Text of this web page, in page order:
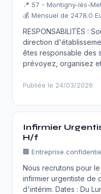
📍 57 - Montigny-lès-
💰 Mensuel de 2478.0
RESPONSABILITÉS :
direction
êtes responsable des
prévoyez, organisez
Publiée le 24/03/2026
Infirmier
H/f
🏢 Entreprise
Nous recrutons pour
infirmier urgentiste de
d'intérim. Dates : Du